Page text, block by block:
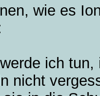
wie es
ich
nicht